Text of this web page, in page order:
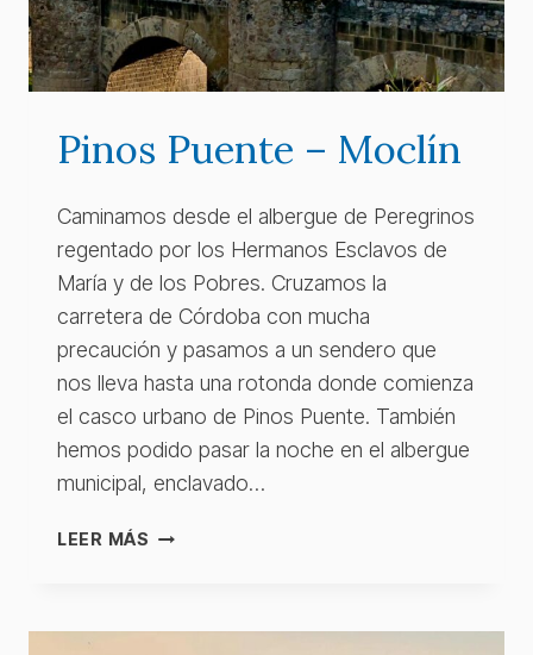
Pinos Puente – Moclín
Caminamos desde el albergue de Peregrinos
regentado por los Hermanos Esclavos de
María y de los Pobres. Cruzamos la
carretera de Córdoba con mucha
precaución y pasamos a un sendero que
nos lleva hasta una rotonda donde comienza
el casco urbano de Pinos Puente. También
hemos podido pasar la noche en el albergue
municipal, enclavado…
LEER MÁS PINOS